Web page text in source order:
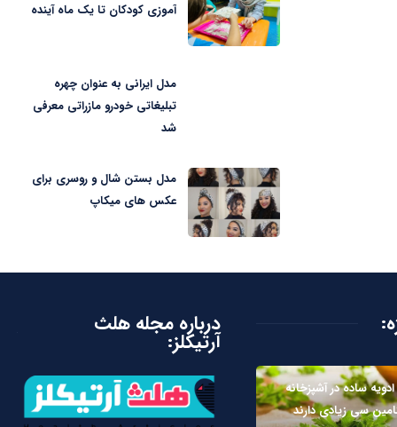
آموزی کودکان تا یک ماه آینده
مدل ایرانی به عنوان چهره
تبلیغاتی خودرو مازراتی معرفی
شد
مدل بستن شال و روسری برای
عکس های میکاپ
ساده در آشپزخانه
سی زیادی دارند
درباره مجله هلث
آرتیکلز: